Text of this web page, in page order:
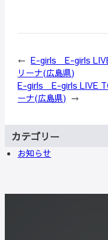
← E-girls E-girls
リーナ(広島県)
E-girls E-girls LIVE
ーナ(広島県) →
カテゴリー
お知らせ